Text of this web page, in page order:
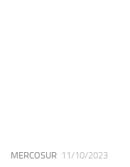
MERCOSUR 11/10/2023